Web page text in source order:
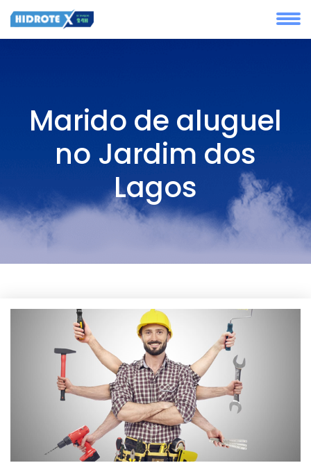
Marido de aluguel
no Jardim dos
Lagos